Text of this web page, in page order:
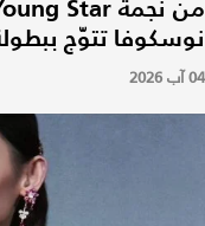
نوسكوفا تتوّج
04 آب 2026